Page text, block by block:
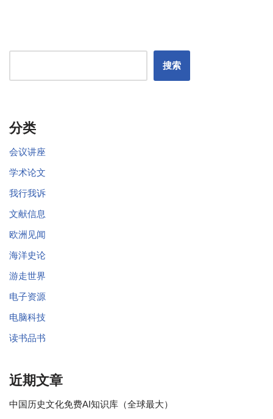
搜索
分类
会议讲座
学术论文
我行我诉
文献信息
欧洲见闻
海洋史论
游走世界
电子资源
电脑科技
读书品书
近期文章
中国历史文化免费AI知识库（全球最大）